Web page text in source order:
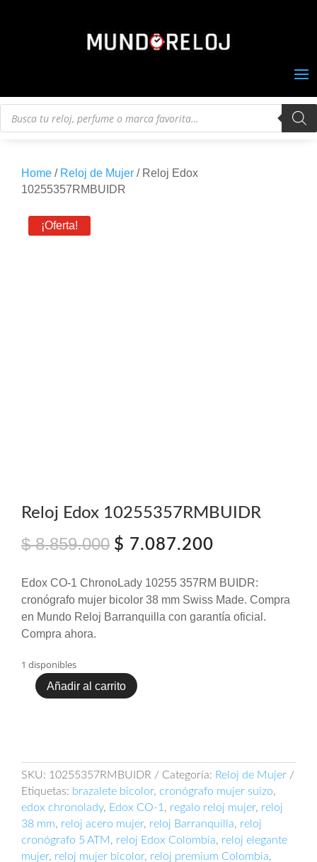
Búsqueda
Home / Reloj de Mujer / Reloj Edox
10255357RMBUIDR
¡Oferta!
Reloj Edox 10255357RMBUIDR
$8.859.000 El
original
era:
$ 8.859.000.
$ 7.087.200
actual
es:
$ 7.087.200.
Edox CO‑1 ChronoLady 10255 357RM BUIDR:
cronógrafo mujer bicolor 38 mm Swiss Made. Compra
en Mundo Reloj Barranquilla con garantía oficial.
Compra ahora.
1 disponibles
Reloj
Añadir al carrito
SKU: 10255357RMBUIDR Categoría: Reloj de Mujer
Etiquetas: brazalete bicolor, cronógrafo mujer suizo,
edox chronolady, Edox CO‑1, regalo reloj mujer, reloj
38 mm, reloj acero mujer, reloj Barranquilla, reloj
cronógrafo 5 ATM, reloj Edox Colombia, reloj elegante
mujer, reloj mujer bicolor, reloj premium Colombia,